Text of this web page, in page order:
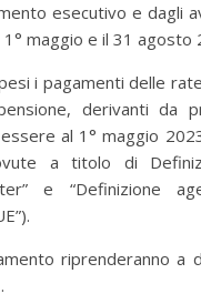
esecutivo e dagli
maggio e il 31 agosto
i pagamenti delle
derivanti da
al 1° maggio
a titolo di
ter” e “Definizione
riprenderanno a